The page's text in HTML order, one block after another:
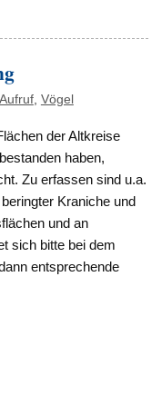
Aufruf, Vögel
der Altkreise
haben,
Zu erfassen sind u.a.
Kraniche und
und an
sich bitte bei dem
entsprechende